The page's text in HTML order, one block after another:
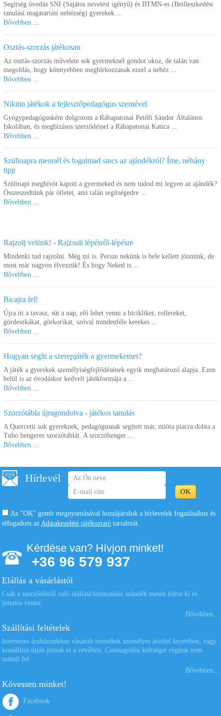
Segítség óvodás SNI (Sajátos nevelési igényű) és BTMN-es (Beilleszkedési
tanulási magatartási nehézség) gyerekek ...
Bővebben ...
Osztás-szorzás játékosan
Az osztás-szorzás művelete sok gyermeknél gondot okoz, de talán van
megoldás, hogy könnyebben megbírkozzanak ezzel a nehéz ...
Bővebben ...
Nikitin játékok a fejlesztőpedagógus szemével
Gyógypedagógusként dolgozom a Rábapatonai Petőfi Sándor Általános
Iskolában, és megbízásos szerződéssel a Rábapatonai Katica ...
Bővebben ...
Szülinapra mennél és fogalmad sincs az ajándékról? Íme, néhány
tipp
Szülinapi meghívót kapott a gyermeked és nem tudod mi legyen az ajándék?
Összeszedtünk pár ötletet, ami talán segítségedre ...
Bővebben ...
Rajzolj velünk! - Rajzsuli lépésről-lépésre
Mindenki tud rajzolni. Még mi is. Persze nekünk is bele kellett jönnünk, de
most már nagyon élvezzük! És hogy Neked is ...
Bővebben ...
Bicajra fel!
Újra itt a tavasz, süt a nap, elő lehet venni a bicikliket, rollereket,
gördeszkákat, görkorikat, szóval mindenféle kerekes ...
Bővebben ...
Hogyan segíti a szerepjáték a gyermekemet?
A játék a gyerekek személyiségfejlődésének egyik meghatározó alapja. Ezen
belül is az óvodáskor kedvelt játékformája a ...
Bővebben ...
Szorzótábla újragondolva - játékos tanulás
A Quercetti sok gyereknek, pedagógusnak segített már, mióta piacra dobta a
Tubo hengeres szorzótáblát. A szorzóhenger ...
Bővebben ...
Hírlevél
Az "OK" gomb megnyomásával hozzájárulok a hírlevelek fogadásához és
elfogadom azAdatakezelési tájékoztató tartalmát.
Kérdése van? Hívjon minket!
+36 96 579 937
Elállás a vásárlástól
Csak a szerződéstől való elállási/felmondási szándék esetén töltse ki és
juttassa vissza
Bővebben...
Szállítási feltételek
Internetes áruházunkban vásárolt termékek személyes átvétel keretében, vagy
kiszállítás útján jutnak el a vevőhöz. Csomagolási költséget cégünk nem
számít fel.
Bővebben...
Kövessen minket!
Facebook